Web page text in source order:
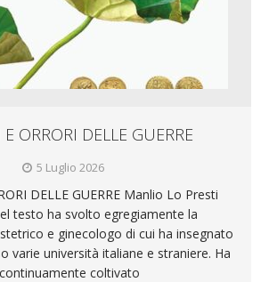
E ORRORI DELLE GUERRE
5 Luglio 2026
DELLE GUERRE Manlio Lo Presti
testo ha svolto egregiamente la
e ginecologo di cui ha insegnato
varie università italiane e straniere. Ha
continuamente coltivato